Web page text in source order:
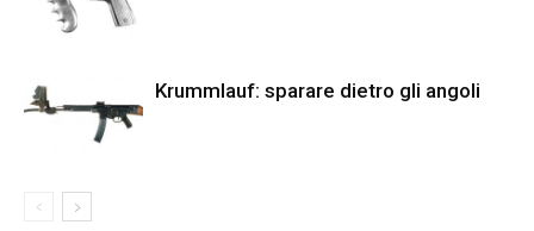
Krummlauf: sparare dietro gli angoli